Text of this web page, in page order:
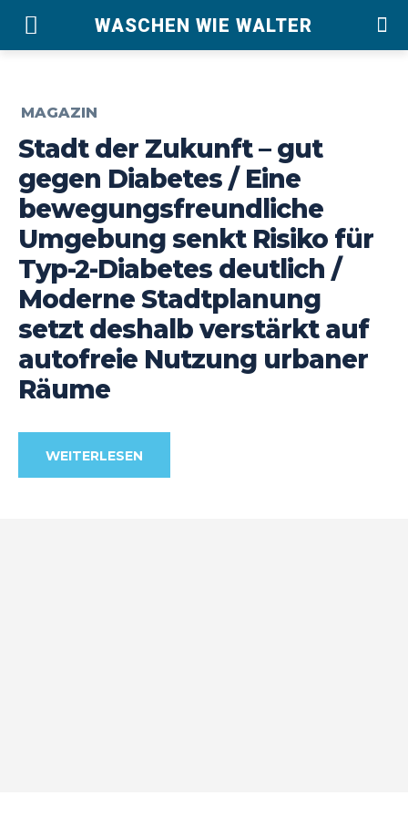
WASCHEN WIE WALTER
MAGAZIN
Stadt der Zukunft – gut
gegen Diabetes / Eine
bewegungsfreundliche
Umgebung senkt Risiko für
Typ-2-Diabetes deutlich /
Moderne Stadtplanung
setzt deshalb verstärkt auf
autofreie Nutzung urbaner
Räume
WEITERLESEN